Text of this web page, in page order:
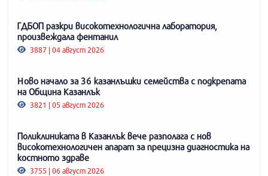
ГДБОП разкри високотехнологична лаборатория,
произвеждала фентанил
3887 | 04 август 2026
Ново начало за 36 казанлъшки семейства с подкрепата
на Община Казанлък
3821 | 05 август 2026
Поликлиниката в Казанлък вече разполага с нов
високотехнологичен апарат за прецизна диагностика на
костното здраве
3755 | 06 август 2026